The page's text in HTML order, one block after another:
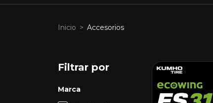
Inicio > Accesorios
Filtrar por
Marca